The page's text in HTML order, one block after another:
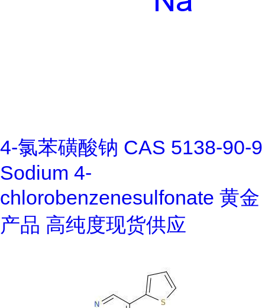
4-氯苯磺酸钠 CAS 5138-90-9
Sodium 4-
chlorobenzenesulfonate 黄金
产品 高纯度现货供应